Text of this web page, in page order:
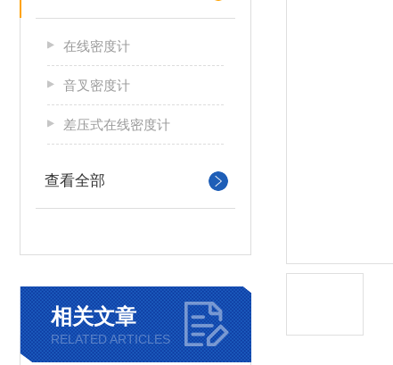
在线密度计
音叉密度计
差压式在线密度计
查看全部
相关文章
RELATED ARTICLES